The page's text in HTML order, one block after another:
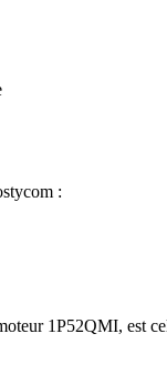
:
1P52QMI, est